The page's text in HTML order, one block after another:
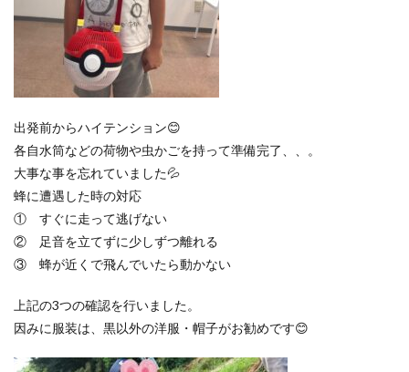
出発前からハイテンション😊
各自水筒などの荷物や虫かごを持って準備完了、、。
大事な事を忘れていました💦
蜂に遭遇した時の対応
① すぐに走って逃げない
② 足音を立てずに少しずつ離れる
③ 蜂が近くで飛んでいたら動かない
上記の3つの確認を行いました。
因みに服装は、黒以外の洋服・帽子がお勧めです😊